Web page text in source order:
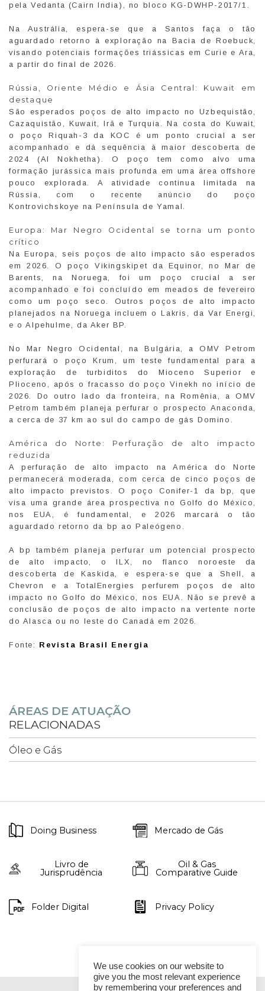
pela Vedanta (Cairn India), no bloco KG-DWHP-2017/1.
Na Austrália, espera-se que a Santos faça o tão
aguardado retorno à exploração na Bacia de Roebuck,
visando potenciais formações triássicas em Curie e Ara,
a partir do final de 2026.
Rússia, Oriente Médio e Ásia Central: Kuwait em
destaque
São esperados poços de alto impacto no Uzbequistão,
Cazaquistão, Kuwait, Irã e Turquia. Na costa do Kuwait,
o poço Riquah-3 da KOC é um ponto crucial a ser
acompanhado e dá sequência à maior descoberta de
2024 (Al Nokhetha). O poço tem como alvo uma
formação jurássica mais profunda em uma área offshore
pouco explorada. A atividade continua limitada na
Rússia, com o recente anúncio do poço
Kontrovichskoye na Península de Yamal.
Europa: Mar Negro Ocidental se torna um ponto
crítico
Na Europa, seis poços de alto impacto são esperados
em 2026. O poço Vikingskipet da Equinor, no Mar de
Barents, na Noruega, foi um poço crucial a ser
acompanhado e foi concluído em meados de fevereiro
como um poço seco. Outros poços de alto impacto
planejados na Noruega incluem o Lakris, da Var Energi,
e o Alpehulme, da Aker BP.
No Mar Negro Ocidental, na Bulgária, a OMV Petrom
perfurará o poço Krum, um teste fundamental para a
exploração de turbiditos do Mioceno Superior e
Plioceno, após o fracasso do poço Vinekh no início de
2026. Do outro lado da fronteira, na Romênia, a OMV
Petrom também planeja perfurar o prospecto Anaconda,
a cerca de 37 km ao sul do campo de gás Domino.
América do Norte: Perfuração de alto impacto
reduzida
A perfuração de alto impacto na América do Norte
permanecerá moderada, com cerca de cinco poços de
alto impacto previstos. O poço Conifer-1 da bp, que
visa uma grande área prospectiva no Golfo do México,
nos EUA, é fundamental, e 2026 marcará o tão
aguardado retorno da bp ao Paleógeno.
A bp também planeja perfurar um potencial prospecto
de alto impacto, o ILX, no flanco noroeste da
descoberta de Kaskida, e espera-se que a Shell, a
Chevron e a TotalEnergies perfurem poços de alto
impacto no Golfo do México, nos EUA. Não se prevê a
conclusão de poços de alto impacto na vertente norte
do Alasca ou no leste do Canadá em 2026.
Fonte: Revista Brasil Energia
ÁREAS DE ATUAÇÃO
RELACIONADAS
Óleo e Gás
Doing Business Mercado de Gás
Livro de
Jurisprudência
Oil & Gas
Comparative Guide
Folder Digital Privacy Policy
We use cookies on our website to
give you the most relevant experience
by remembering your preferences and